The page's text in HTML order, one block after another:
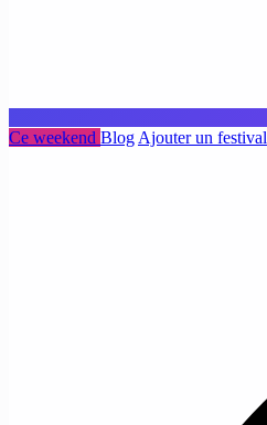
Ce weekend Blog Ajouter un festival